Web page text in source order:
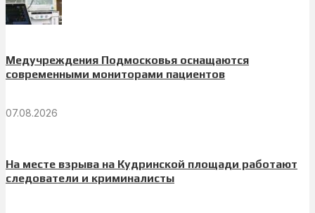
Медучреждения Подмосковья оснащаются
современными мониторами пациентов
07.08.2026
На месте взрыва на Кудринской площади работают
следователи и криминалисты